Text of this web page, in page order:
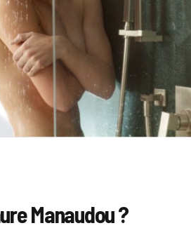
Manaudou ?